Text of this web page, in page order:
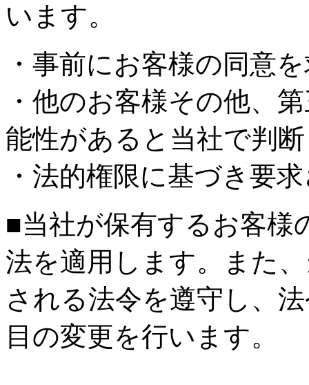
います。
・事前にお客様の同意
・他のお客様その他、
能性があると当社で判
・法的権限に基づき要
■当社が保有するお客様
法を適用します。また
される法令を遵守し、
目の変更を行います。